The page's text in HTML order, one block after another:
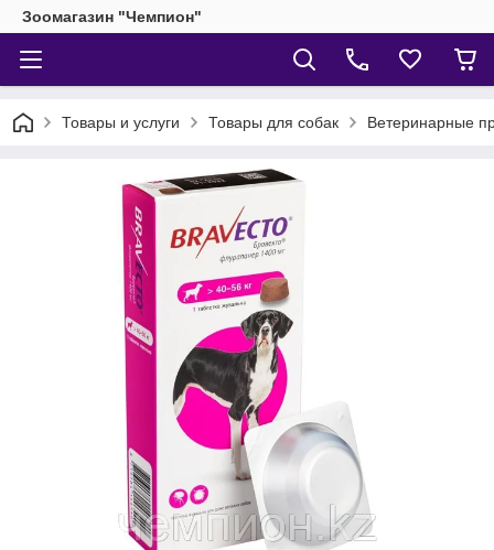
Зоомагазин "Чемпион"
Товары и услуги Товары для собак Ветеринарные